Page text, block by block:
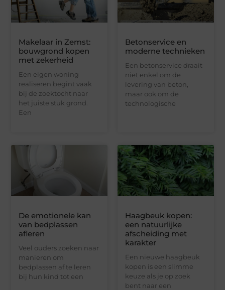
Makelaar in Zemst:
bouwgrond kopen
met zekerheid
Een eigen woning
realiseren begint vaak
bij de zoektocht naar
het juiste stuk grond.
Een
Betonservice en
moderne technieken
Een betonservice draait
niet enkel om de
levering van beton,
maar ook om de
technologische
De emotionele kan
van bedplassen
afleren
Veel ouders zoeken naar
manieren om
bedplassen af te leren
bij hun kind tot een
Haagbeuk kopen:
een natuurlijke
afscheiding met
karakter
Een nieuwe haagbeuk
kopen is een slimme
keuze als je op zoek
bent naar een